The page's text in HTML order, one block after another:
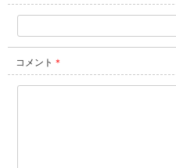
コメント ＊